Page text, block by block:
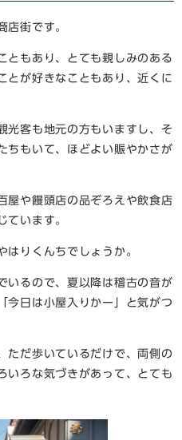
店街です。
ともあり、とても親しみのある
とが好きなこともあり、近くに
光客も地元の方もいますし、そ
ちもいて、ほどよい賑やかさが
屋や饅頭店の品ぞろえや飲食店
ています。
はりくんちでしょうか。
いるので、夏以降は稽古の音が
今日は小屋入りかー」と気がつ
ただ歩いているだけで、両側の
いろな気づきがあって、とても